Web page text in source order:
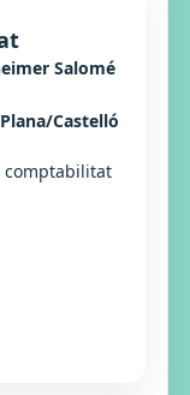
Salomé
Castelló
comptabilitat